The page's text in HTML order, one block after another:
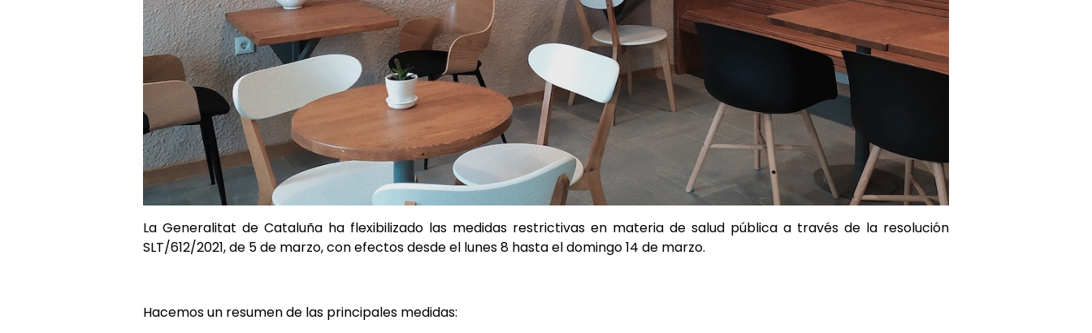
La Generalitat de Cataluña ha flexibilizado las medidas restrictivas en materia de salud pública a través de la resolución
SLT/612/2021, de 5 de marzo, con efectos desde el lunes 8 hasta el domingo 14 de marzo.
Hacemos un resumen de las principales medidas: